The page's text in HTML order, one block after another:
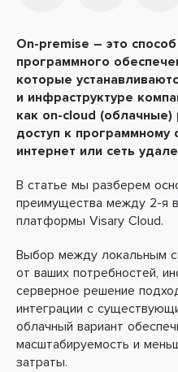
On-premise – это
программного
которые
и инфраструктуре
как on-cloud
доступ к программному
интернет или сеть
В статье мы разберем
преимущества между 2-я
платформы Visary Cloud.
Выбор между локальным
от ваших потребностей,
серверное решение
интеграции с
облачный вариант
масштабируемость и
затраты.